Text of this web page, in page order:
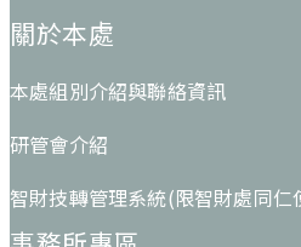
關於本處
本處組別介紹與聯絡資訊
研管會介紹
智財技轉管理系統(限智財處同仁